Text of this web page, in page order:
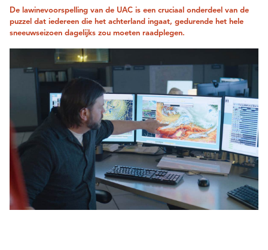
De lawinevoorspelling van de UAC is een cruciaal onderdeel van de
puzzel dat iedereen die het achterland ingaat, gedurende het hele
sneeuwseizoen dagelijks zou moeten raadplegen.